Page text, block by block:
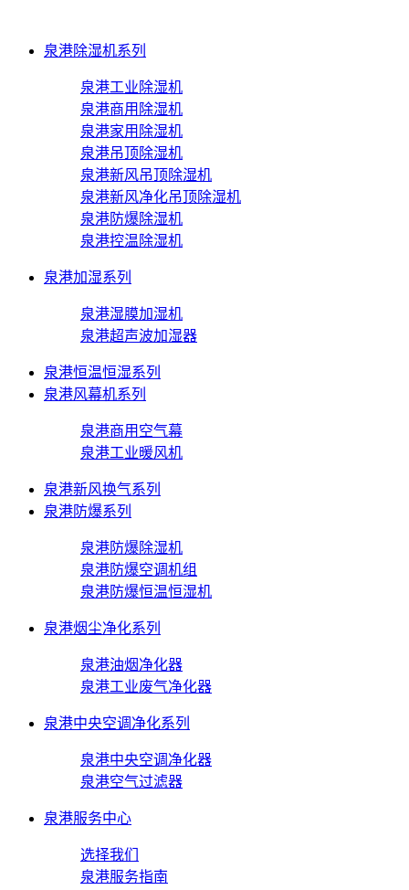
泉港除湿机系列
泉港工业除湿机
泉港商用除湿机
泉港家用除湿机
泉港吊顶除湿机
泉港新风吊顶除湿机
泉港新风净化吊顶除湿机
泉港防爆除湿机
泉港控温除湿机
泉港加湿系列
泉港湿膜加湿机
泉港超声波加湿器
泉港恒温恒湿系列
泉港风幕机系列
泉港商用空气幕
泉港工业暖风机
泉港新风换气系列
泉港防爆系列
泉港防爆除湿机
泉港防爆空调机组
泉港防爆恒温恒湿机
泉港烟尘净化系列
泉港油烟净化器
泉港工业废气净化器
泉港中央空调净化系列
泉港中央空调净化器
泉港空气过滤器
泉港服务中心
选择我们
泉港服务指南